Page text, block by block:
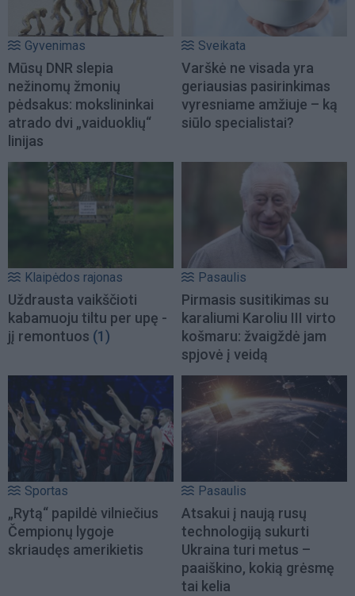
Gyvenimas
Mūsų DNR slepia
nežinomų žmonių
pėdsakus: mokslininkai
atrado dvi „vaiduoklių“
linijas
Sveikata
Varškė ne visada yra
geriausias pasirinkimas
vyresniame amžiuje – ką
siūlo specialistai?
Klaipėdos rajonas
Uždrausta vaikščioti
kabamuoju tiltu per upę -
jį remontuos (1)
Pasaulis
Pirmasis susitikimas su
karaliumi Karoliu III virto
košmaru: žvaigždė jam
spjovė į veidą
Sportas
„Rytą“ papildė vilniečius
Čempionų lygoje
skriaudęs amerikietis
Pasaulis
Atsakui į naują rusų
technologiją sukurti
Ukraina turi metus –
paaiškino, kokią grėsmę
tai kelia